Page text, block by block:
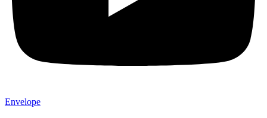
Envelope